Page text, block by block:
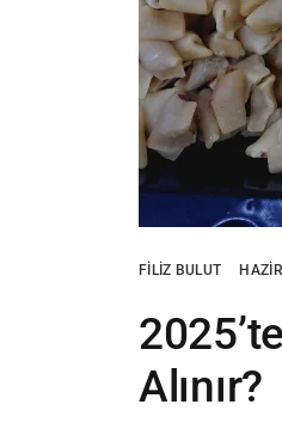
FILIZ BULUT
Alınır?